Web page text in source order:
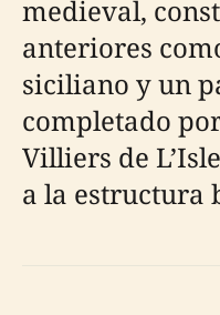
medieval,
anteriores
siciliano y un
completado
Villiers de
a la estructura